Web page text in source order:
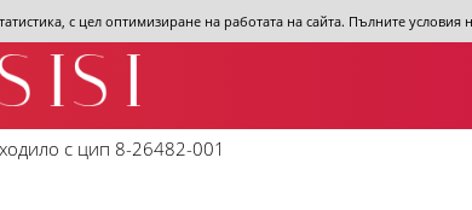
с цел оптимизиране на работата на сайта. Пълните условия
с цип 8-26482-001